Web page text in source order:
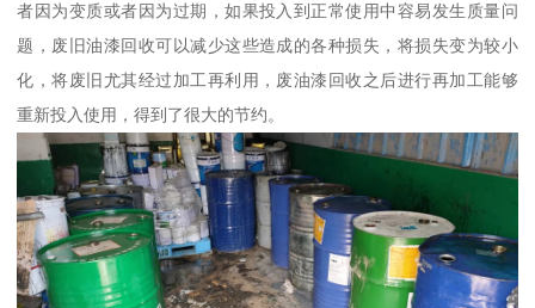
者因为变质或者因为过期，如果投入到正常使用中容易发生质量问
题，废旧油漆回收可以减少这些造成的各种损失，将损失变为较小
化，将废旧尤其经过加工再利用，废油漆回收之后进行再加工能够
重新投入使用，得到了很大的节约。